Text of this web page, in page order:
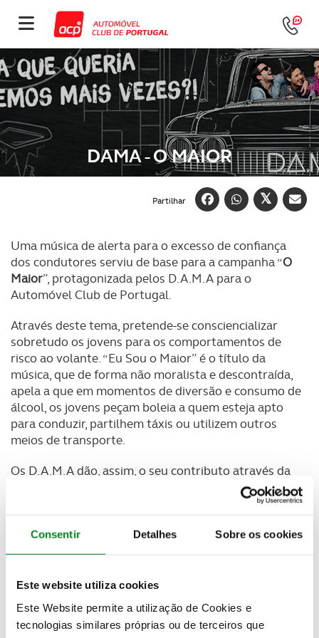
Consentir Detalhes Sobre os cookies
Este website utiliza cookies
Este Website permite a utilização de Cookies e
tecnologias similares próprias ou de terceiros que
DAMA - O MAIOR
Partilhar
Uma música de alerta para o excesso de confiança
dos condutores serviu de base para a campanha “O
Maior”, protagonizada pelos D.A.M.A para o
Automóvel Club de Portugal.
Através deste tema, pretende-se consciencializar
sobretudo os jovens para os comportamentos de
risco ao volante. “Eu Sou o Maior” é o título da
música, que de forma não moralista e descontraída,
apela a que em momentos de diversão e consumo de
álcool, os jovens peçam boleia a quem esteja apto
para conduzir, partilhem táxis ou utilizem outros
meios de transporte.
Os D.A.M.A dão, assim, o seu contributo através da
música, à sensibilização dos jovens condutores para o